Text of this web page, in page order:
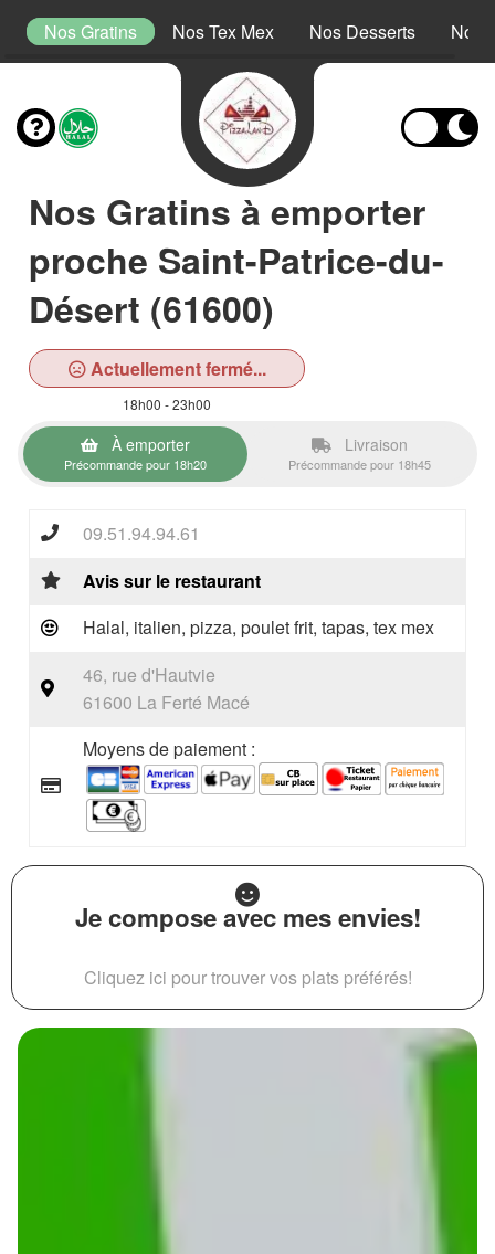
Nos Gratins Nos Tex Mex Nos Desserts Nos
Nos Gratins à emporter
proche Saint-Patrice-du-
Désert (61600)
Actuellement fermé...
18h00 - 23h00
À emporter
Précommande pour 18h20
Livraison
Précommande pour 18h45
09.51.94.94.61
Avis sur le restaurant
Halal, italien, pizza, poulet frit, tapas, tex mex
46, rue d'Hautvie
61600 La Ferté Macé
Moyens de paiement :
Je compose avec mes envies!
Cliquez ici pour trouver vos plats préférés!